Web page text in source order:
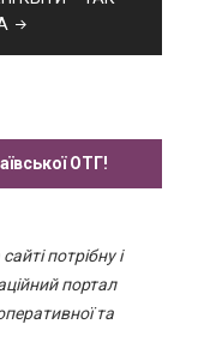
ОТГ!
потрібну і
портал
та